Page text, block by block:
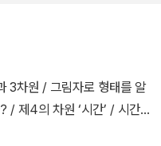
3차원 / 그림자로 형태를 알
/ 제4의 차원 ‘시간’ / 시간의